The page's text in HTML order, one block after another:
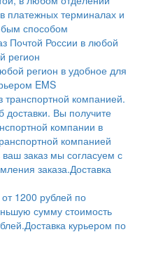
платежных терминалах и
способом
Почтой России в любой
регион
регион в удобное для
EMS
компанией.
Вы получите
компании в
компанией
ваш заказ мы согласуем с
заказа.Доставка
1200 рублей по
сумму стоимость
Доставка курьером по